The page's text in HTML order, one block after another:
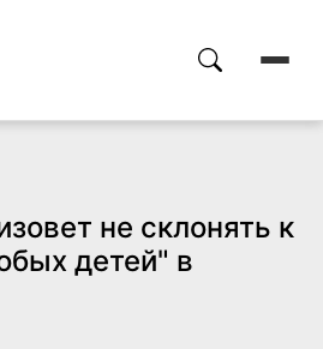
не склонять к
детей" в